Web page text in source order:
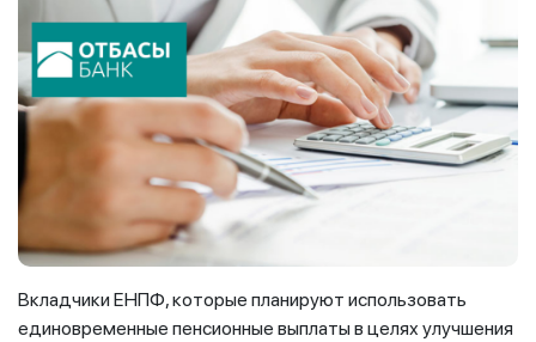
Вкладчики ЕНПФ, которые планируют использовать
единовременные пенсионные выплаты в целях улучшения